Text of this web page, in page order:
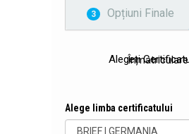
3 Opțiuni Finale
Alegeți Certificatul de Înmatriculare
Alege limba certificatului